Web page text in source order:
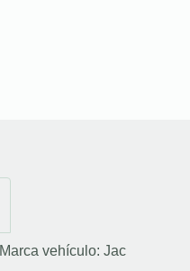
Marca vehículo: Jac